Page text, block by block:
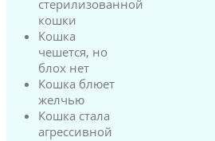
стерилизованной
кошки
Кошка
чешется, но
блох нет
Кошка блюет
желчью
Кошка стала
агрессивной